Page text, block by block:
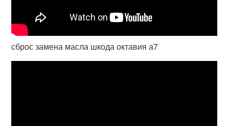
сброс замена масла шкода октавия а7